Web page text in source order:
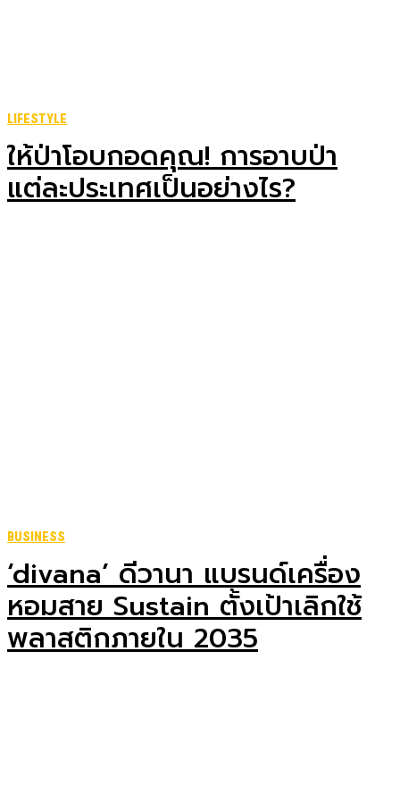
LIFESTYLE
ให้ป่าโอบกอดคุณ! การอาบป่า
แต่ละประเทศเป็นอย่างไร?
BUSINESS
‘divana’ ดีวานา แบรนด์เครื่อง
หอมสาย Sustain ตั้งเป้าเลิกใช้
พลาสติกภายใน 2035